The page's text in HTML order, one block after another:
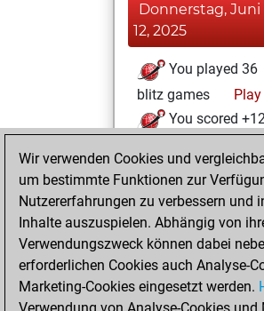
Donnerstag, Juni
12, 2025
You played 36
blitz games
Play
You scored
Sonntag, Februar
12, 2023
You achieved a
BeautyScore of 41
Fritz
You
Wir verwenden Cookies und
um bestimmte Funktionen zur
Nutzererfahrungen zu verbessern und
Inhalte auszuspielen. Abhängig von
Verwendungszweck können dabei
erforderlichen Cookies auch Analyse-
Marketing-Cookies eingesetzt werden.